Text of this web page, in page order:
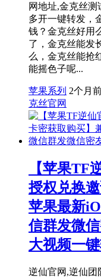
网地址,金克丝
多开一键转发，
钱？金克丝好用
了，金克丝能发
么，金克丝能抢
能摇色子呢...
苹果系列 2个月
克丝官网
【苹果TF
授权兑换
苹果最新
信群发微
大视频一
逆仙官网,逆仙团